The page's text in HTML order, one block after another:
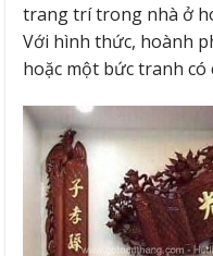
trang trí trong nhà ở
Với hình thức, hoành
hoặc một bức tranh